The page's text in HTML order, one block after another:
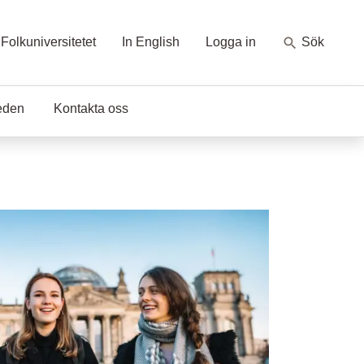
In English Logga in Sök
Kontakta oss